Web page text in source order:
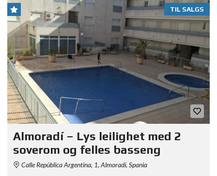
TIL SALGS
Almoradí – Lys leilighet med 2
soverom og felles basseng
Calle República Argentina, 1, Almoradí, Spania